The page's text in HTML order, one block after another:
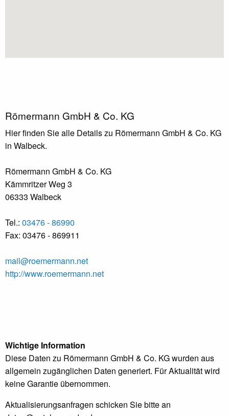
Römermann GmbH & Co. KG
Hier finden Sie alle Details zu Römermann GmbH & Co. KG
in Walbeck.
Römermann GmbH & Co. KG
Kämmritzer Weg 3
06333 Walbeck
Tel.: 03476 - 86990
Fax: 03476 - 869911
mail@roemermann.net
http://www.roemermann.net
Wichtige Information
Diese Daten zu Römermann GmbH & Co. KG wurden aus
allgemein zugänglichen Daten generiert. Für Aktualität wird
keine Garantie übernommen.
Aktualisierungsanfragen schicken Sie bitte an